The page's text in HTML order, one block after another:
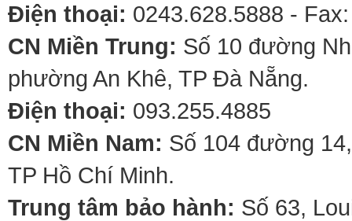
Điện thoại: 0243.628.5888 -
CN Miền Trung: Số 10 đường
phường An Khê, TP Đà Nẵng.
Điện thoại: 093.255.4885
CN Miền Nam: Số 104 đường
TP Hồ Chí Minh.
Trung tâm bảo hành: Số 63,